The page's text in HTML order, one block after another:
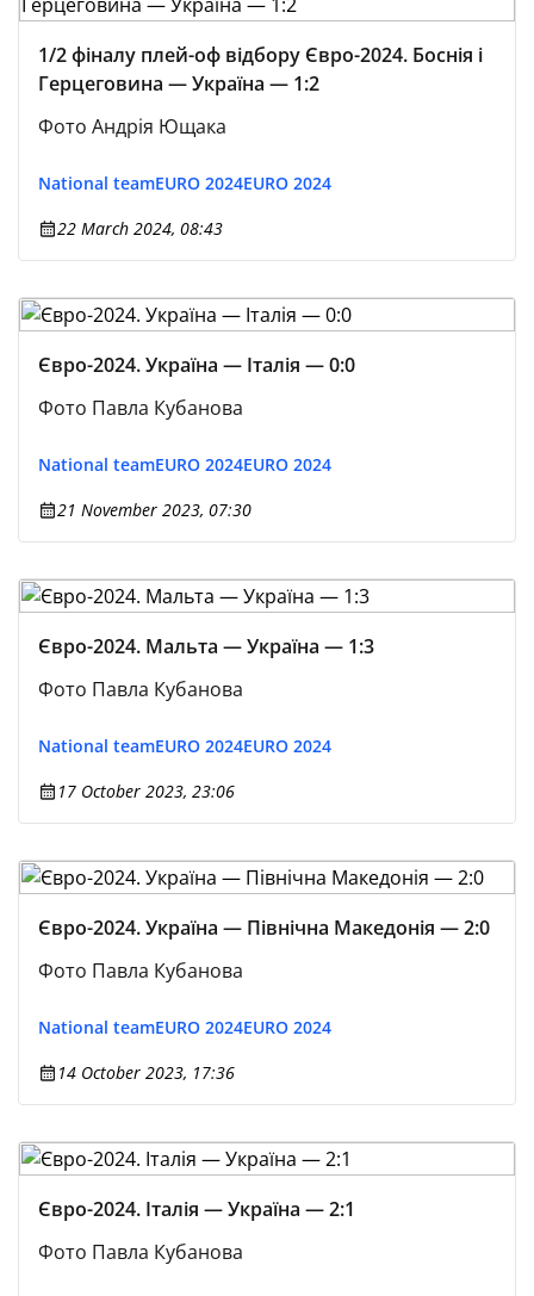
1/2 фіналу плей-оф відбору Євро-2024. Боснія і
Герцеговина — Україна — 1:2
Фото Андрія Ющака
National teamEURO 2024EURO 2024
22 March 2024, 08:43
Євро-2024. Україна — Італія — 0:0
Фото Павла Кубанова
National teamEURO 2024EURO 2024
21 November 2023, 07:30
Євро-2024. Мальта — Україна — 1:3
Фото Павла Кубанова
National teamEURO 2024EURO 2024
17 October 2023, 23:06
Євро-2024. Україна — Північна Македонія — 2:0
Фото Павла Кубанова
National teamEURO 2024EURO 2024
14 October 2023, 17:36
Євро-2024. Італія — Україна — 2:1
Фото Павла Кубанова